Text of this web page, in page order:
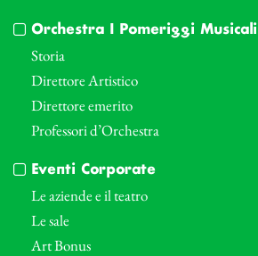
Orchestra I Pomeriggi Musicali
Storia
Direttore Artistico
Direttore emerito
Professori d’Orchestra
Eventi Corporate
Le aziende e il teatro
Le sale
Art Bonus